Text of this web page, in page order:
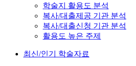
학술지 활용도 분석
복사/대출제공 기관 분석
복사/대출신청 기관 분석
활용도 높은 주제
최신/인기 학술자료